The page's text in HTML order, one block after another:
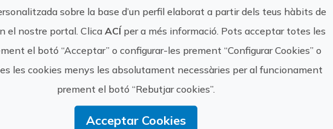
Viajes Globus
https://
+34 665321628
sobre la base d’un perfil elaborat a partir dels teus hàbits de
el nostre portal. Clica ACÍper a més informació. Pots acceptar totes les
el botó “Acceptar” o configurar-les prement “Configurar Cookies” o
les cookies menys les absolutament necessàries per al funcionament
prement el botó “Rebutjar cookies”.
Acceptar Cookies